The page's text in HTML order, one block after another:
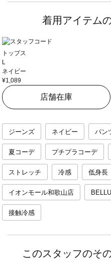
着用アイテム
トップス
L
ネイビー
¥1,089
店舗在庫
ジーンズ ネイビー パン
夏コーデ プチプラコーデ
ストレッチ 冷感 低身長
イオンモール和歌山店
接触冷感
このスタッフのそ